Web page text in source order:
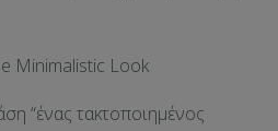
Minimalistic Look
“ένας τακτοποιημένος